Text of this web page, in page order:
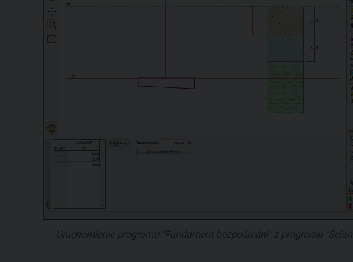
Uruchomienie programu "Fundament bezpośredni" z programu